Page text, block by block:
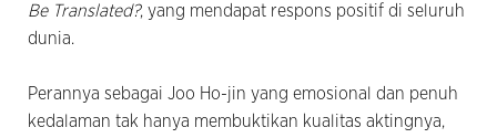
Be Translated?, yang mendapat respons positif di seluruh
dunia.
Perannya sebagai Joo Ho-jin yang emosional dan penuh
kedalaman tak hanya membuktikan kualitas aktingnya,